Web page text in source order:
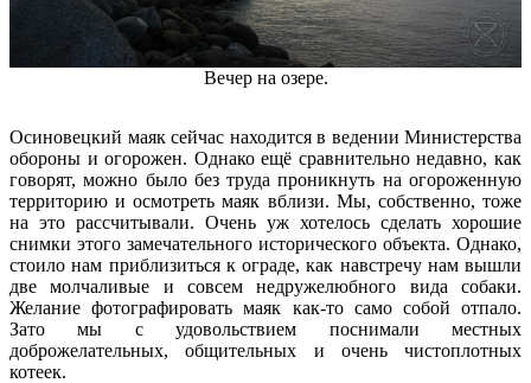
Вечер на озере.
Осиновецкий маяк сейчас находится в ведении Министерства
обороны и огорожен. Однако ещё сравнительно недавно, как
говорят, можно было без труда проникнуть на огороженную
территорию и осмотреть маяк вблизи. Мы, собственно, тоже
на это рассчитывали. Очень уж хотелось сделать хорошие
снимки этого замечательного исторического объекта. Однако,
стоило нам приблизиться к ограде, как навстречу нам вышли
две молчаливые и совсем недружелюбного вида собаки.
Желание фотографировать маяк как-то само собой отпало.
Зато мы с удовольствием поснимали местных
доброжелательных, общительных и очень чистоплотных
котеек.